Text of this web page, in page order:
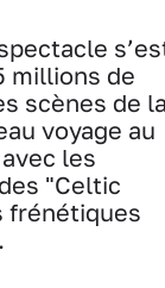
millions de
scènes de
voyage au
les
"Celtic
frénétiques